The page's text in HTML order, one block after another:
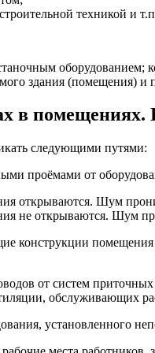
техникой и
здания (помещения) и
в помещениях.
следующими путями:
проёмами от
открываются. Шум
не открываются. Шум
конструкции
от систем
обслуживающих
установленного